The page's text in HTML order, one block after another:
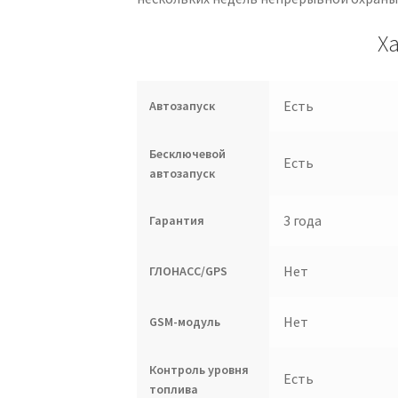
Автозапуск Есть
Бесключевой
автозапуск
Есть
Гарантия 3 года
ГЛОНАСС/GPS Нет
GSM-модуль Нет
Контроль уровня
топлива
Есть